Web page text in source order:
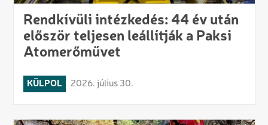
Rendkívüli intézkedés: 44 év után
először teljesen leállítják a Paksi
Atomerőművet
KÜLPOL 2026. július 30.